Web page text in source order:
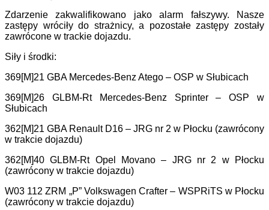
Zdarzenie zakwalifikowano jako alarm fałszywy. Nasze
zastępy wróciły do strażnicy, a pozostałe zastępy zostały
zawrócone w trackie dojazdu.
Siły i środki:
369[M]21 GBA Mercedes-Benz Atego – OSP w Słubicach
369[M]26 GLBM-Rt Mercedes-Benz Sprinter – OSP w
Słubicach
362[M]21 GBA Renault D16 – JRG nr 2 w Płocku (zawrócony
w trakcie dojazdu)
362[M]40 GLBM-Rt Opel Movano – JRG nr 2 w Płocku
(zawrócony w trakcie dojazdu)
W03 112 ZRM „P” Volkswagen Crafter – WSPRiTS w Płocku
(zawrócony w trakcie dojazdu)